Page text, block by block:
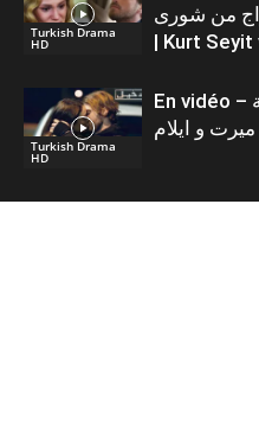
Turkish Drama
HD
من شورى
| Kurt Seyit
Turkish Drama
HD
En vidéo – في الداخل – لحظات عاطفية